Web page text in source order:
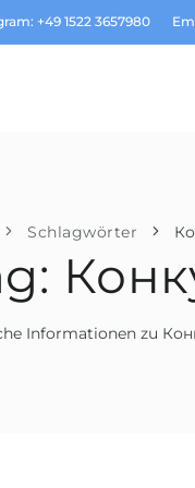
+49 1522 3657980
Schlagwörter
Informationen zu